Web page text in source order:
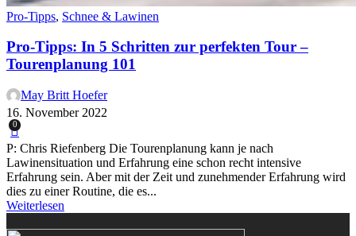
Pro-Tipps, Schnee & Lawinen
Pro-Tipps: In 5 Schritten zur perfekten Tour –
Tourenplanung 101
May Britt Hoefer
16. November 2022
0
P: Chris Riefenberg Die Tourenplanung kann je nach
Lawinensituation und Erfahrung eine schon recht intensive
Erfahrung sein. Aber mit der Zeit und zunehmender Erfahrung wird
dies zu einer Routine, die es...
Weiterlesen